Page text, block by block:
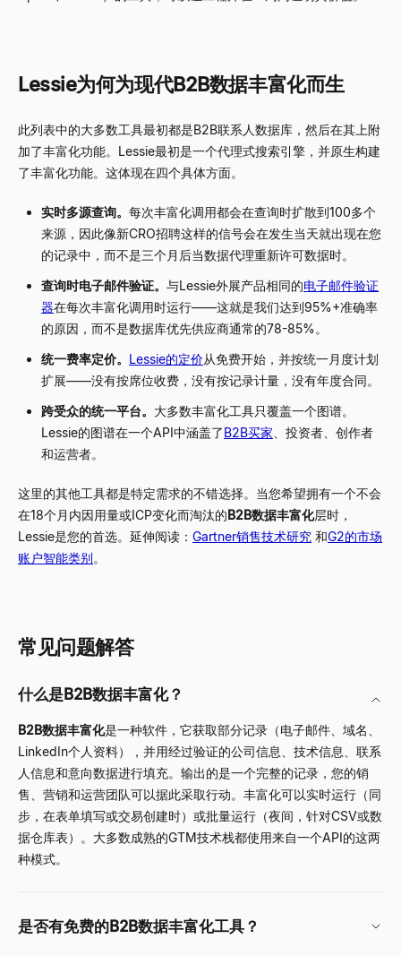
Lessie为何为现代B2B数据丰富化而生
此列表中的大多数工具最初都是B2B联系人数据库，然后在其上附
加了丰富化功能。Lessie最初是一个代理式搜索引擎，并原生构建
了丰富化功能。这体现在四个具体方面。
实时多源查询。 每次丰富化调用都会在查询时扩散到100多个
来源，因此像新CRO招聘这样的信号会在发生当天就出现在您
的记录中，而不是三个月后当数据代理重新许可数据时。
查询时电子邮件验证。 与Lessie外展产品相同的电子邮件验证
器在每次丰富化调用时运行——这就是我们达到95%+准确率
的原因，而不是数据库优先供应商通常的78-85%。
统一费率定价。 Lessie的定价从免费开始，并按统一月度计划
扩展——没有按席位收费，没有按记录计量，没有年度合同。
跨受众的统一平台。 大多数丰富化工具只覆盖一个图谱。
Lessie的图谱在一个API中涵盖了B2B买家 、投资者、创作者
和运营者。
这里的其他工具都是特定需求的不错选择。当您希望拥有一个不会
在18个月内因用量或ICP变化而淘汰的B2B数据丰富化层时，
Lessie是您的首选。延伸阅读： Gartner销售技术研究 和G2的市场
账户智能类别。
常见问题解答
什么是B2B数据丰富化？
B2B数据丰富化是一种软件，它获取部分记录（电子邮件、域名、
LinkedIn个人资料），并用经过验证的公司信息、技术信息、联系
人信息和意向数据进行填充。输出的是一个完整的记录，您的销
售、营销和运营团队可以据此采取行动。丰富化可以实时运行（同
步，在表单填写或交易创建时）或批量运行（夜间，针对CSV或数
据仓库表）。大多数成熟的GTM技术栈都使用来自一个API的这两
种模式。
是否有免费的B2B数据丰富化工具？